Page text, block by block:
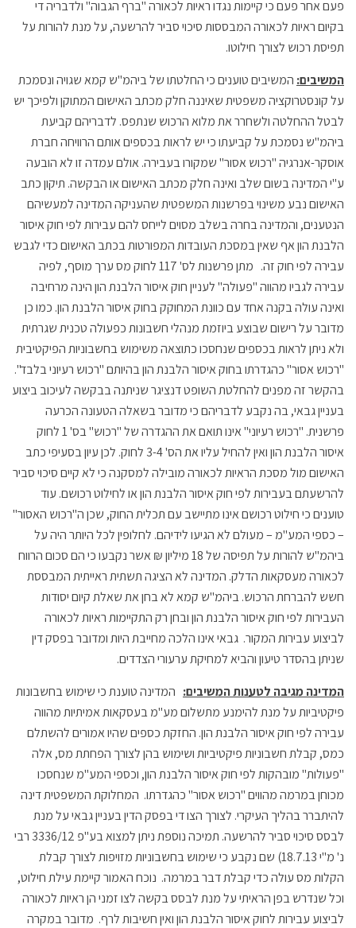
פעם אחר פעם כי קיימות נגדו ראיות לכאורה "ברף הגבוה" ולדבריה די
בקיום ראיות לכאורה המבססות סיכוי סביר להרשעה, על מנת להורות על
תפיסת רכוש לצורך חילוטו.
המשיבים: המשיבים טוענים כי החלטתו של ביהמ"ש קמא שגויה ונסמכת
על קונסטרוקציה משפטית שאיננה חלק מכתב האישום המתוקן ולפיכך יש
לבטל ההחלטה ולשחרר את מלוא הרכוש שנתפס. לדבריהם קביעת
ביהמ"ש נסמכת על קביעתו כי יש לראות בכספים אותם הרוויחה חברת
אוסקר-אנרגיה "רכוש אסור" שמקורו בעבירה. אולם עמדה זו לא הובעה
ע"י המדינה בשום שלב ואינה חלק מכתב האישום או הבקשה. תיקון כתב
האישום נבע משינוי בפרשנות המשפטית שהעניקה המדינה למעשיהם
הנטענים, והמדינה בחרה בשלב מסוים לייחס להם עבירות לפי חוק איסור
הלבנת הון אף שאין במסכת העובדות המפורטות בכתב האישום כדי לגבש
עבירה לפי חוק זה. מתן פרשנות לס' 117 לחוק מס ערך מוסף, לפיה
עבירה לגביו מהווה "פעולה" לעניין חוק איסור הלבנת הון הינה מרחיבה
ואינה עולה בקנה אחד עם כוונת המחוקק בחוק איסור הלבנת הון. כמו כן
מדובר על רישום שבוצע ביוזמת מנהלי חשבונות כפעולה טכנית שגרתית
ולא ניתן לראות בכספים שנחסכו כתוצאה משימוש בחשבוניות הפיקטיבית
"רכוש אסור" כהגדרתו בחוק איסור הלבנת הון בהיותם "רכוש רעיוני בלבד".
בהקשר זה מפנים להחלטת השופט דנציגר שניתנה בבקשה לעיכוב ביצוע
בעניין גבאי, בה נקבע לדבריהם כי מדובר בשאלה הטעונה הכרעה
פרשנית. "רכוש רעיוני" אינו תואם את ההגדרה של "רכוש" בס' 1 לחוק
איסור הלבנת הון ואין להחיל עליו את הס' 3-4 לחוק. לכן עיון בסעיפי כתב
האישום מול מסכת הראיות לכאורה מובילה למסקנה כי לא קיים סיכוי סביר
להרשעתם בעבירות לפי חוק איסור הלבנת הון או לחילוט רכושם. עוד
טוענים כי חילוט רכושם אינו מתיישב עם תכלית החוק, שכן ה"רכוש האסור"
– כספי המע"מ – מעולם לא הגיעו לידיהם. לחלופין לכל היותר היה על
ביהמ"ש להורות על תפיסה של 18 מיליון ₪ אשר נקבעו כי הם סכום הרווח
לכאורה מעסקאות הדלק. המדינה לא הציגה תשתית ראייתית המבססת
חשש להברחת הרכוש. ביהמ"ש קמא לא בחן את שאלת קיום יסודות
העבירות לפי חוק איסור הלבנת הון ובחן רק התקיימות ראיות לכאורה
לביצוע עבירות המקור. גבאי אינו הלכה מחייבת היות ומדובר בפסק דין
שניתן בהסדר טיעון והביא למחיקת ערעורי הצדדים.
המדינה מגיבה לטענות המשיבים: המדינה טוענת כי שימוש בחשבונות
פיקטיביות על מנת להימנע מתשלום מע"מ בעסקאות אמיתיות מהווה
עבירה לפי חוק איסור הלבנת הון. החזקת כספים שהיו אמורים להשתלם
כמס, קבלת חשבוניות פיקטיביות ושימוש בהן לצורך הפחתת מס, אלה
"פעולות" מובהקות לפי חוק איסור הלבנת הון, וכספי המע"מ שנחסכו
מכוחן במרמה מהווים "רכוש אסור" כהגדרתו. המחלוקת המשפטית דינה
להיתברר בהליך העיקרי. לצורך הצו די בפסק הדין בעניין גבאי על מנת
לבסס סיכוי סביר להרשעה. תמיכה נוספת ניתן למצוא בע"פ 3336/12 רבי
נ' מ"י 18.7.13) שם נקבע כי שימוש בחשבוניות מזויפות לצורך קבלת
הקלות מס עולה כדי קבלת דבר במרמה. נוכח האמור קיימת עילת חילוט,
וכל שנדרש בפן הראיתי על מנת לבסס בקשה לצו זמני הן ראיות לכאורה
לביצוע עבירות לחוק איסור הלבנת הון ואין חשיבות לרף. מדובר במקרה